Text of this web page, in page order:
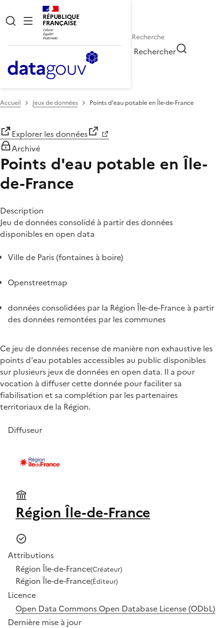
RÉPUBLIQUE
FRANÇAISE
Rechercher
Accueil Jeux de données Points d'eau potable en Île-de-France
Explorer les données
Archivé
Points d'eau potable en Île-
de-France
Description
Jeu de données consolidé à partir des données
disponibles en open data
Ville de Paris (fontaines à boire)
Openstreetmap
données consolidées par la Région Île-de-France à partir
des données remontées par les communes
Ce jeu de données recense de manière non exhaustive les
points d'eau potables accessibles au public disponibles
sur plusieurs jeux de données en open data. Il a pour
vocation à diffuser cette donnée pour faciliter sa
fiabilisation et sa complétion par les partenaires
territoriaux de la Région.
Diffuseur
Région Île-de-France
Attributions
Région Île-de-France(Créateur)
Région Île-de-France(Éditeur)
Licence
Open Data Commons Open Database License (ODbL)
Dernière mise à jour